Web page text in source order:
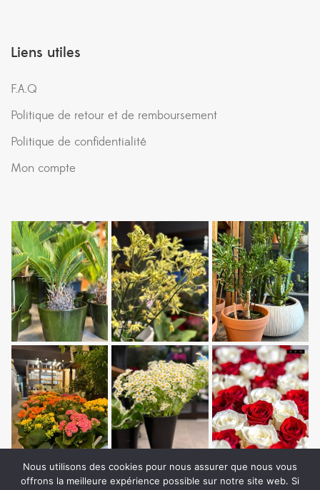
Liens utiles
F.A.Q
Politique de retour et de remboursement
Politique de confidentialité
Mon compte
Nous utilisons des cookies pour nous assurer que nous vous
offrons la meilleure expérience possible sur notre site web. Si